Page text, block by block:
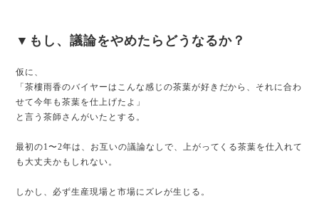
▼もし、議論をやめたらどうなるか？
仮に、
「茶樓雨香のバイヤーはこんな感じの茶葉が好きだから、それに合わ
せて今年も茶葉を仕上げたよ」
と言う茶師さんがいたとする。
最初の1〜2年は、お互いの議論なしで、上がってくる茶葉を仕入れて
も大丈夫かもしれない。
しかし、必ず生産現場と市場にズレが生じる。